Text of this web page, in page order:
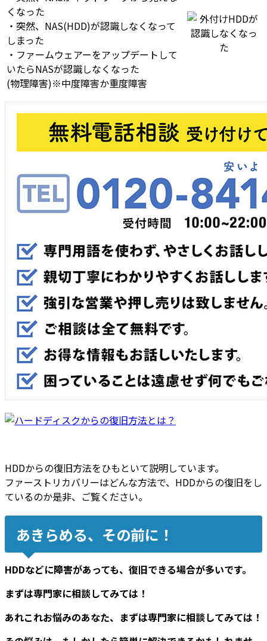
くなった
・突然、NAS(HDD)が認識しなくなって
しまった
・ファームウェアーをアップデートして
いたらNASが認識しなくなった
(物理障害)※中度障害か重度障害
HDDからの復旧方法をひもといて説明しています。
ファーストリカバリーはどんな方法で、HDDからの復旧をし
ているのか是非、ご覧ください。
あきらめる、その前に！
HDDなどに障害があっても、復旧できる場合が多いです。
まずは専門家に相談してみては！
あれこれお悩みのあなた、まずは専門家に相談してみては！